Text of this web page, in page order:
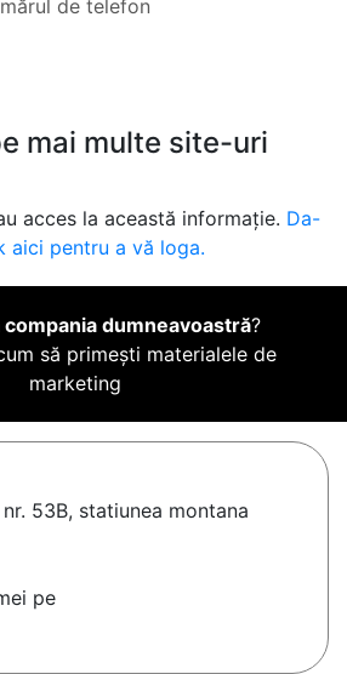
de telefon
mai multe site-uri
acces la această informație. Da-
aici pentru a vă loga.
compania dumneavoastră?
să primești materialele de
marketing
53B, statiunea montana
pe